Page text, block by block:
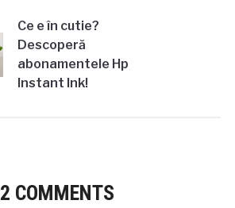
Ce e în cutie?
Descoperă
abonamentele Hp
Instant Ink!
2 COMMENTS